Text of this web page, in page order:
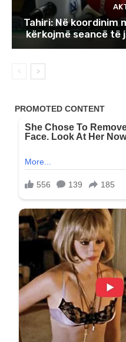
Tahiri: Në koordinim
kërkojmë seancë të